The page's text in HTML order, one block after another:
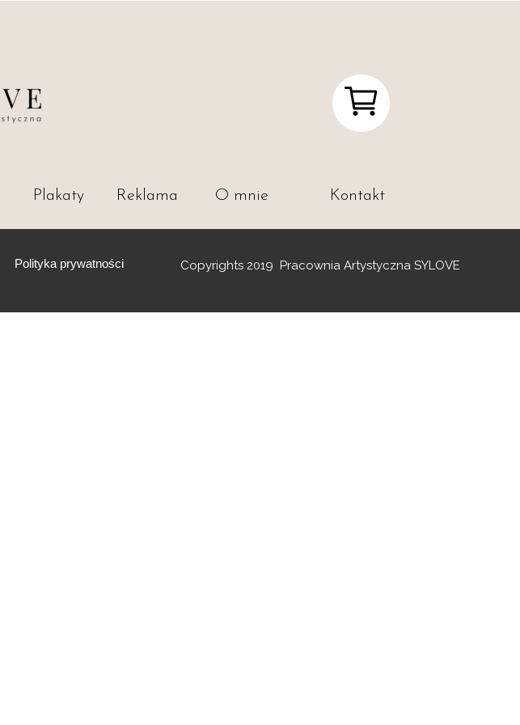
Plakaty Reklama O mnie Kontakt
Polityka prywatności Copyrights 2019 Pracownia Artystyczna SYLOVE